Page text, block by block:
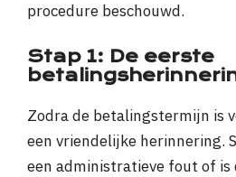
procedure beschouwd.
Stap 1: De eerste
Zodra de betalingstermijn is
een vriendelijke herinnering.
een administratieve fout of